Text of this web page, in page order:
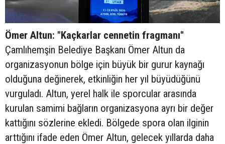
Ömer Altun: "Kaçkarlar cennetin fragmanı"
Çamlıhemşin Belediye Başkanı Ömer Altun da
organizasyonun bölge için büyük bir gurur kaynağı
olduğuna değinerek, etkinliğin her yıl büyüdüğünü
vurguladı. Altun, yerel halk ile sporcular arasında
kurulan samimi bağların organizasyona ayrı bir değer
kattığını sözlerine ekledi. Bölgede spora olan ilginin
arttığını ifade eden Ömer Altun, gelecek yıllarda daha